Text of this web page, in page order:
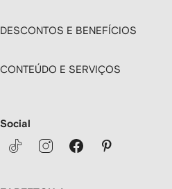
DESCONTOS E BENEFÍCIOS
CONTEÚDO E SERVIÇOS
Social